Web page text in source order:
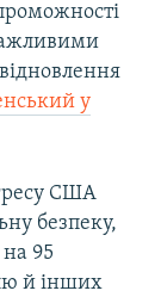
у
США
безпеку,
95
й інших